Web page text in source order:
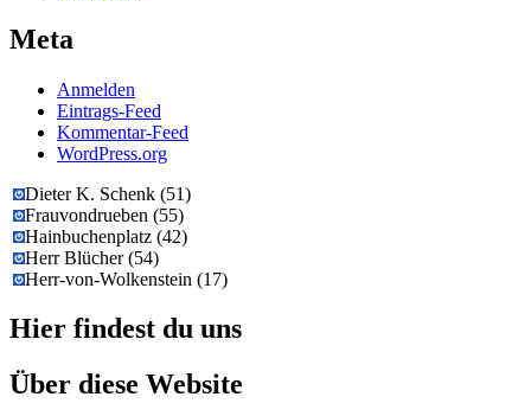
Meta
Anmelden
Eintrags-Feed
Kommentar-Feed
WordPress.org
Dieter K. Schenk(51)
Frauvondrueben(55)
Hainbuchenplatz(42)
Herr Blücher(54)
Herr-von-Wolkenstein(17)
Hier findest du uns
Über diese Website